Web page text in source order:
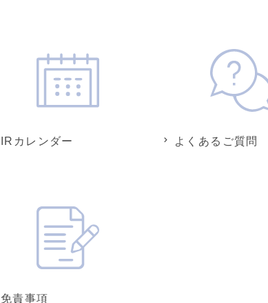
IRカレンダー よくあるご質問
免責事項